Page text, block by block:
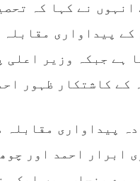
انہوں نے کہا کہ
کے پیداواری
ہے جبکہ وزیر
کے کاشتکار ظہور
پیداواری
ابرار احمد اور